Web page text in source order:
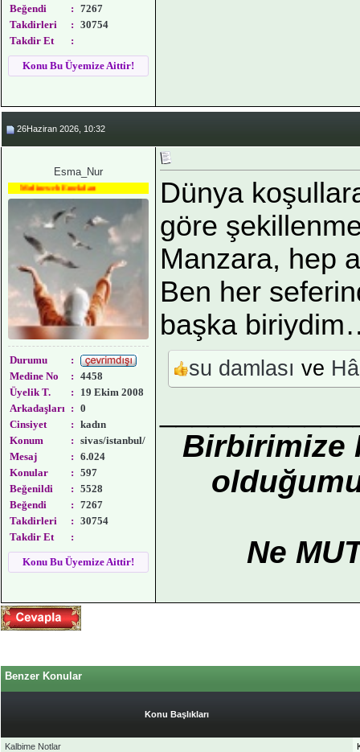
Beğendi
: 7267
Takdirleri
: 30754
Takdir Et
:
Konu Bu Üyemize Aittir!
26Haziran 2026, 10:32
Esma_Nur
Medineweb Emekdarı
Durumu
:
Medine No
: 4458
Üyelik T.
:
19 Ekim 2008
Arkadaşları : 0
Cinsiyet
: kadın
Konum
: sivas/istanbul/
Mesaj
: 6.024
Konular
: 597
Beğenildi
: 5528
Beğendi
: 7267
Takdirleri
: 30754
Takdir Et
:
Konu Bu Üyemize Aittir!
Dünya
göre
Manzara, hep
Ben her
başka
su damlası ve
Birbirimize
Ne
Benzer Konular
Konu Başlıkları
Kalbime Notlar